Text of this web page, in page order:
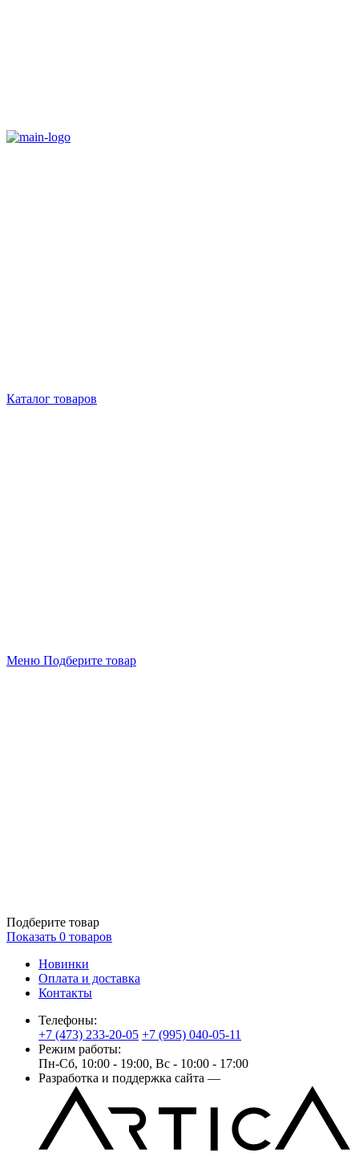
Каталог товаров
Меню Подберите товар
Подберите товар
Показать 0 товаров
Новинки
Оплата и доставка
Контакты
Телефоны:
+7 (473) 233-20-05 +7 (995) 040-05-11
Режим работы:
Пн-Сб, 10:00 - 19:00, Вс - 10:00 - 17:00
Разработка и поддержка сайта —